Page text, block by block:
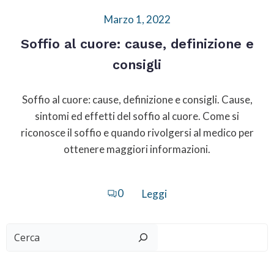
Marzo 1, 2022
Soffio al cuore: cause, definizione e
consigli
Soffio al cuore: cause, definizione e consigli. Cause,
sintomi ed effetti del soffio al cuore. Come si
riconosce il soffio e quando rivolgersi al medico per
ottenere maggiori informazioni.
0 Leggi
Cerca